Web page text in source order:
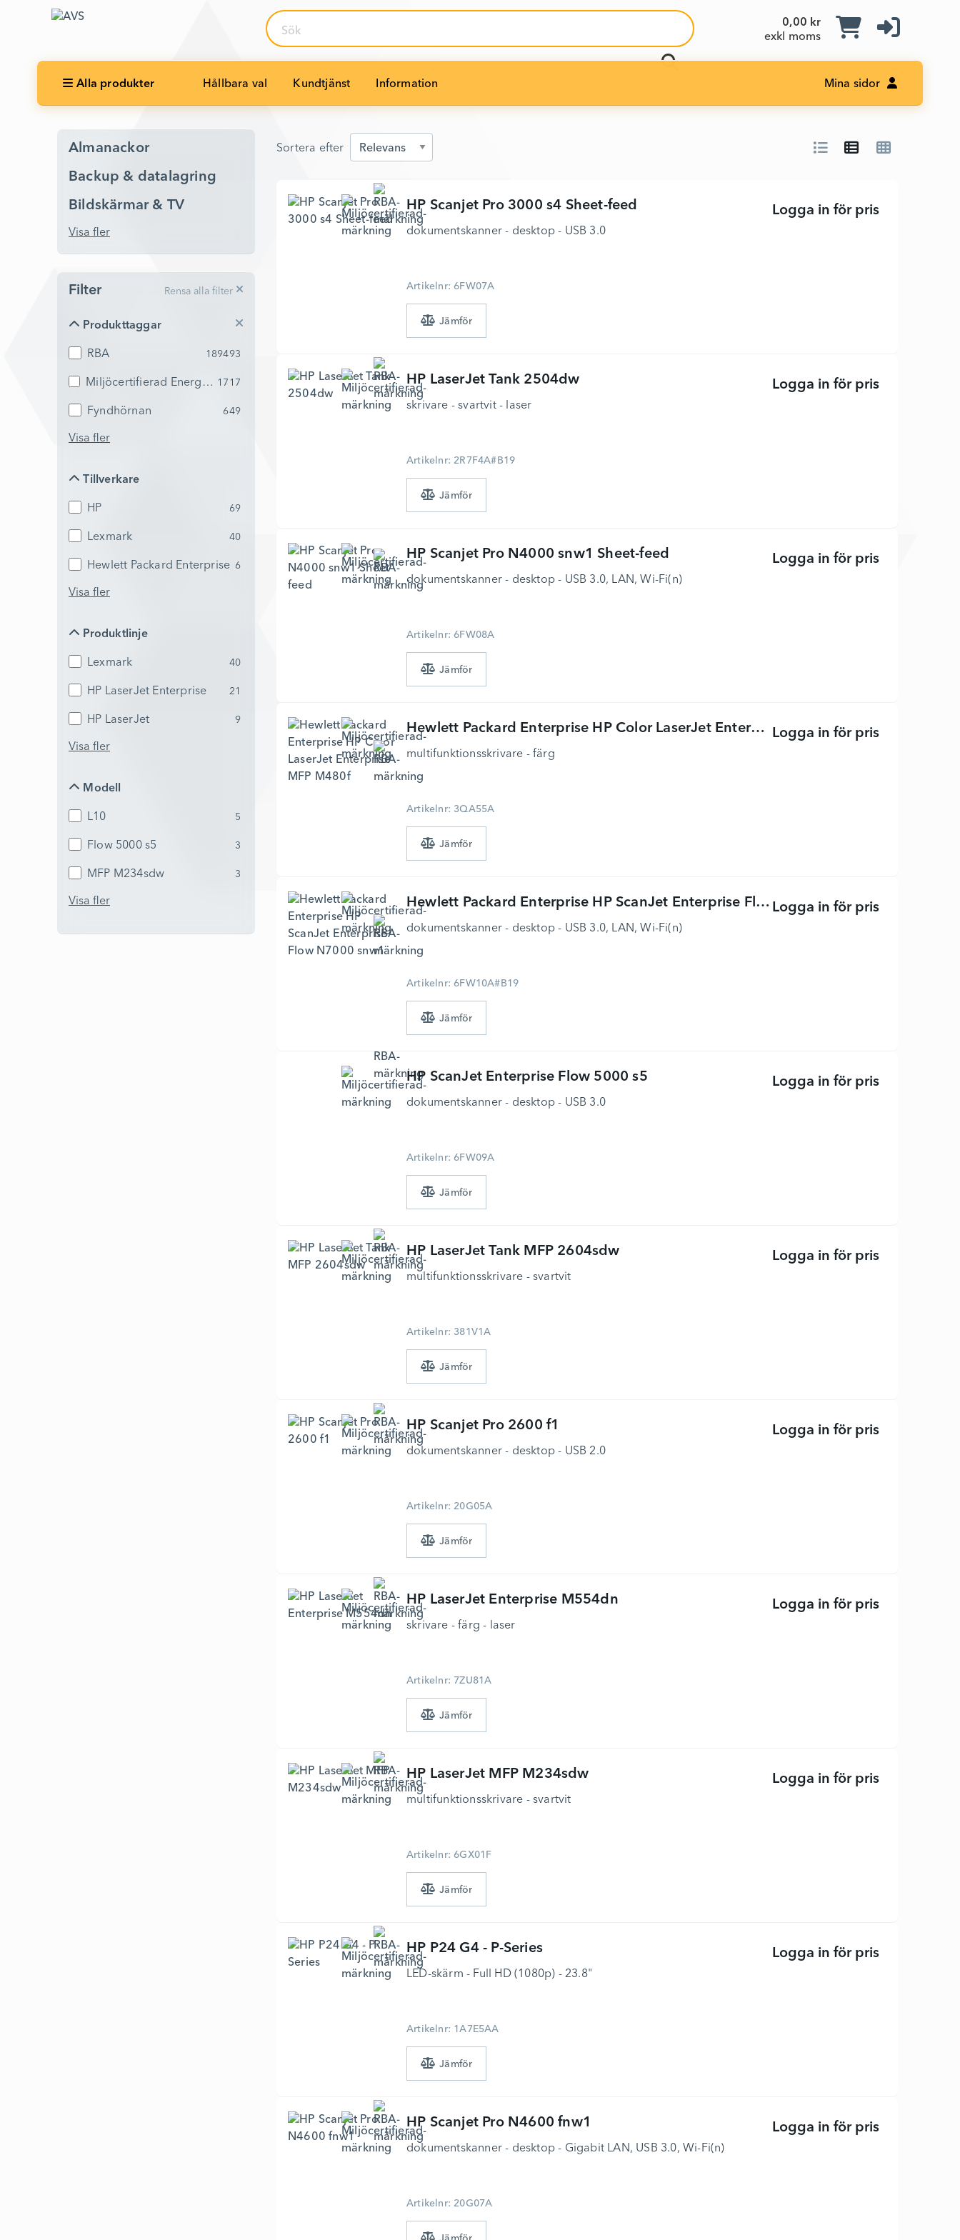
0,00 kr
exkl moms
Sök
Alla produkter Hållbara val Kundtjänst Information Mina sidor
Almanackor
Backup & datalagring
Bildskärmar & TV
Visa fler
Filter Rensa alla filter
Produkttaggar
Produkttaggar
RBA 189493
Miljöcertifierad Energy Star
1717
Fyndhörnan 649
Visa fler
Tillverkare
Tillverkare
HP 69
Lexmark 40
Hewlett Packard Enterprise 6
Visa fler
Produktlinje
Produktlinje
Lexmark 40
HP LaserJet Enterprise 21
HP LaserJet 9
Visa fler
Modell
Modell
L10 5
Flow 5000 s5 3
MFP M234sdw 3
Visa fler
Sortera efter
Sortera efter
HP Scanjet Pro 3000 s4 Sheet-feed
dokumentskanner - desktop - USB 3.0
Artikelnr: 6FW07A
Logga in för pris
HP LaserJet Tank 2504dw
skrivare - svartvit - laser
Artikelnr: 2R7F4A#B19
Logga in för pris
HP Scanjet Pro N4000 snw1 Sheet-feed
dokumentskanner - desktop - USB 3.0, LAN, Wi-Fi(n)
Artikelnr: 6FW08A
Logga in för pris
Hewlett Packard Enterprise HP Color LaserJet Enterprise MFP M480f
multifunktionsskrivare - färg
Artikelnr: 3QA55A
Logga in för pris
Hewlett Packard Enterprise HP ScanJet Enterprise Flow N7000 snw1
dokumentskanner - desktop - USB 3.0, LAN, Wi-Fi(n)
Artikelnr: 6FW10A#B19
Logga in för pris
HP ScanJet Enterprise Flow 5000 s5
dokumentskanner - desktop - USB 3.0
Artikelnr: 6FW09A
Logga in för pris
HP LaserJet Tank MFP 2604sdw
multifunktionsskrivare - svartvit
Artikelnr: 381V1A
Logga in för pris
HP Scanjet Pro 2600 f1
dokumentskanner - desktop - USB 2.0
Artikelnr: 20G05A
Logga in för pris
HP LaserJet Enterprise M554dn
skrivare - färg - laser
Artikelnr: 7ZU81A
Logga in för pris
HP LaserJet MFP M234sdw
multifunktionsskrivare - svartvit
Artikelnr: 6GX01F
Logga in för pris
HP P24 G4 - P-Series
LED-skärm - Full HD (1080p) - 23.8"
Artikelnr: 1A7E5AA
Logga in för pris
HP Scanjet Pro N4600 fnw1
dokumentskanner - desktop - Gigabit LAN, USB 3.0, Wi-Fi(n)
Artikelnr: 20G07A
Logga in för pris